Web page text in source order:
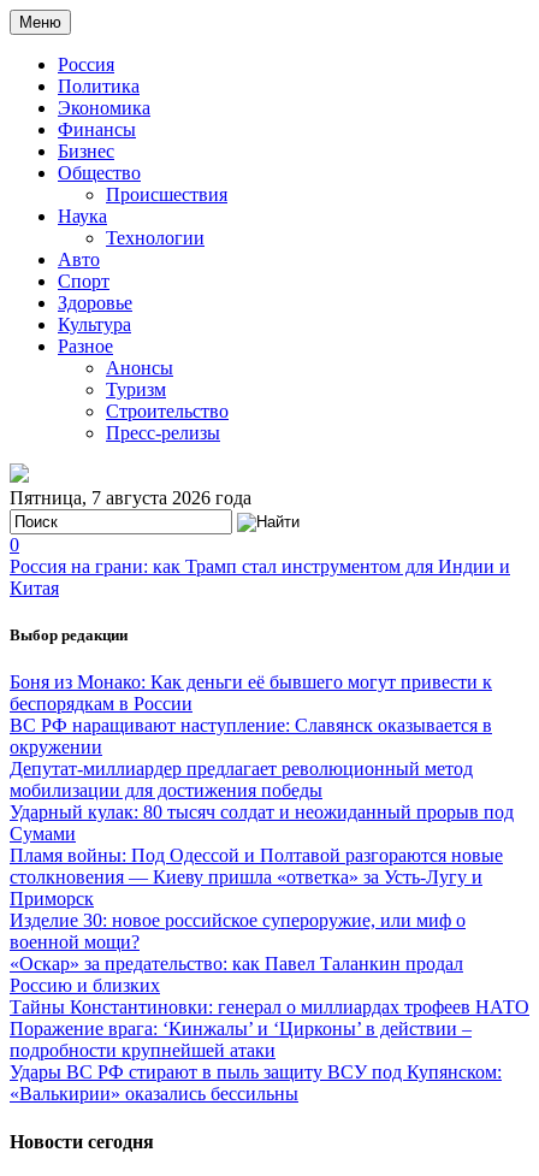
Меню
Россия
Политика
Экономика
Финансы
Бизнес
Общество
Происшествия
Наука
Технологии
Авто
Спорт
Здоровье
Культура
Разное
Анонсы
Туризм
Строительство
Пресс-релизы
Пятница, 7 августа 2026 года
0
Россия на грани: как Трамп стал инструментом для Индии и
Китая
Выбор редакции
Боня из Монако: Как деньги её бывшего могут привести к
беспорядкам в России
ВС РФ наращивают наступление: Славянск оказывается в
окружении
Депутат-миллиардер предлагает революционный метод
мобилизации для достижения победы
Ударный кулак: 80 тысяч солдат и неожиданный прорыв под
Сумами
Пламя войны: Под Одессой и Полтавой разгораются новые
столкновения — Киеву пришла «ответка» за Усть-Лугу и
Приморск
Изделие 30: новое российское супероружие, или миф о
военной мощи?
«Оскар» за предательство: как Павел Таланкин продал
Россию и близких
Тайны Константиновки: генерал о миллиардах трофеев НАТО
Поражение врага: ‘Кинжалы’ и ‘Цирконы’ в действии –
подробности крупнейшей атаки
Удары ВС РФ стирают в пыль защиту ВСУ под Купянском:
«Валькирии» оказались бессильны
Новости сегодня